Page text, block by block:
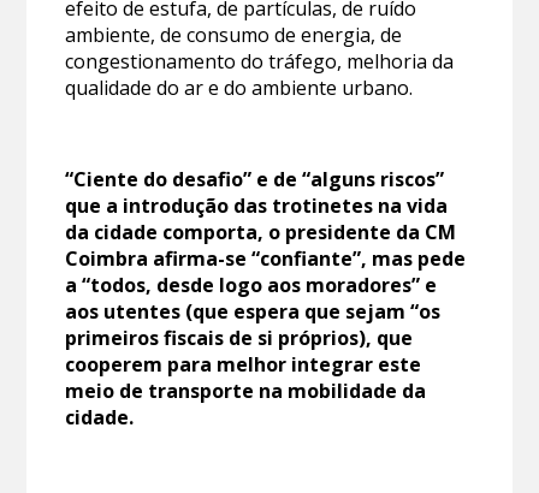
efeito de estufa, de partículas, de ruído
ambiente, de consumo de energia, de
congestionamento do tráfego, melhoria da
qualidade do ar e do ambiente urbano.
“Ciente do desafio” e de “alguns riscos”
que a introdução das trotinetes na vida
da cidade comporta, o presidente da CM
Coimbra afirma-se “confiante”, mas pede
a “todos, desde logo aos moradores” e
aos utentes (que espera que sejam “os
primeiros fiscais de si próprios), que
cooperem para melhor integrar este
meio de transporte na mobilidade da
cidade.